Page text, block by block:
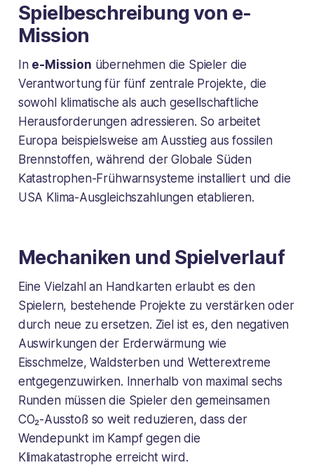
Spielbeschreibung von e-
Mission
In e-Mission übernehmen die Spieler die
Verantwortung für fünf zentrale Projekte, die
sowohl klimatische als auch gesellschaftliche
Herausforderungen adressieren. So arbeitet
Europa beispielsweise am Ausstieg aus fossilen
Brennstoffen, während der Globale Süden
Katastrophen-Frühwarnsysteme installiert und die
USA Klima-Ausgleichszahlungen etablieren.
Mechaniken und Spielverlauf
Eine Vielzahl an Handkarten erlaubt es den
Spielern, bestehende Projekte zu verstärken oder
durch neue zu ersetzen. Ziel ist es, den negativen
Auswirkungen der Erderwärmung wie
Eisschmelze, Waldsterben und Wetterextreme
entgegenzuwirken. Innerhalb von maximal sechs
Runden müssen die Spieler den gemeinsamen
CO₂-Ausstoß so weit reduzieren, dass der
Wendepunkt im Kampf gegen die
Klimakatastrophe erreicht wird.